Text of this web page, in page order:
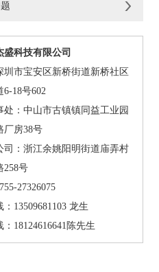
盛科技有限公司
圳市宝安区新桥街道新桥社区
6-18号602
处：中山市古镇镇同益工业园
厂房38号
司：浙江余姚阳明街道庙弄村
258号
27326075
：13509681103 龙生
：18124616641陈先生